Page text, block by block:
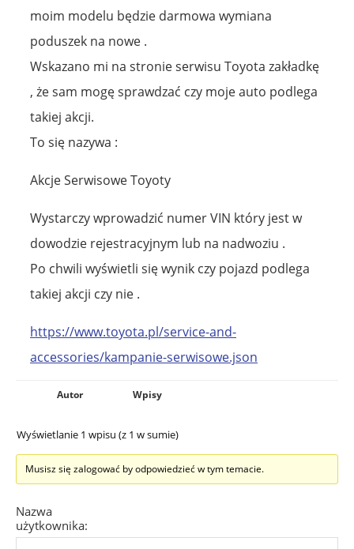
moim modelu będzie darmowa wymiana
poduszek na nowe .
Wskazano mi na stronie serwisu Toyota zakładkę
, że sam mogę sprawdzać czy moje auto podlega
takiej akcji.
To się nazywa :
Akcje Serwisowe Toyoty
Wystarczy wprowadzić numer VIN który jest w
dowodzie rejestracyjnym lub na nadwoziu .
Po chwili wyświetli się wynik czy pojazd podlega
takiej akcji czy nie .
https://www.toyota.pl/service-and-
accessories/kampanie-serwisowe.json
Autor Wpisy
Wyświetlanie 1 wpisu (z 1 w sumie)
Musisz się zalogować by odpowiedzieć w tym temacie.
Nazwa
użytkownika: